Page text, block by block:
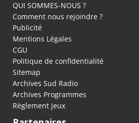
QUI SOMMES-NOUS ?
Comment nous rejoindre ?
Publicité
Mentions Légales
CGU
Politique de confidentialité
Sitemap
Archives Sud Radio
Archives Programmes
Règlement jeux